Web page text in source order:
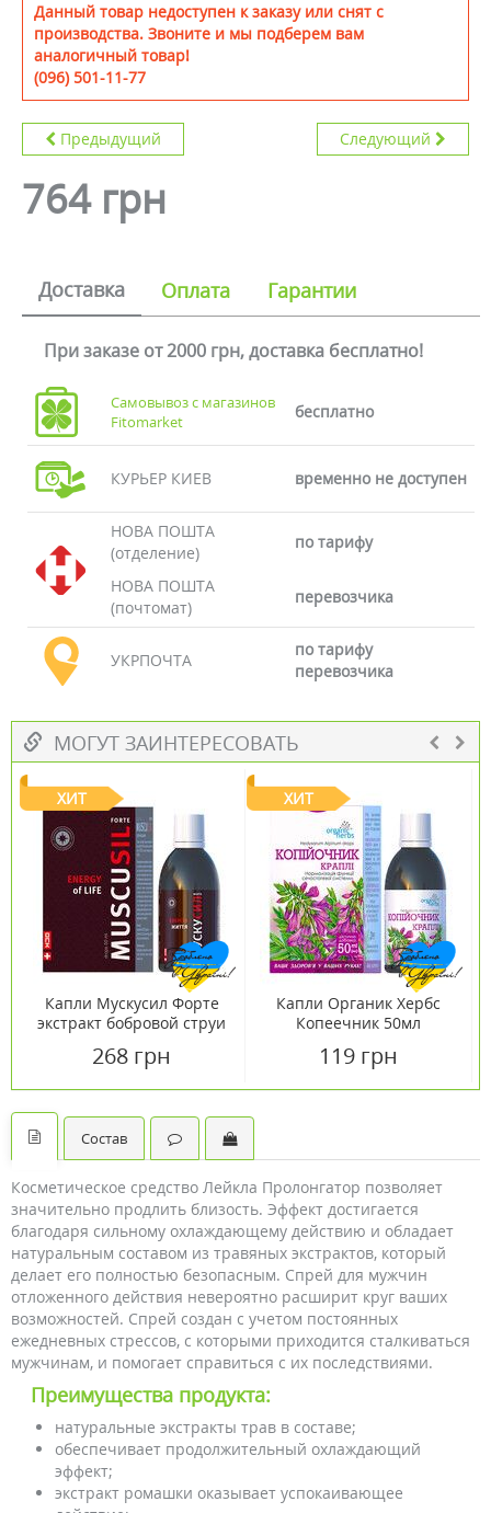
Данный товар недоступен к заказу или снят с
производства. Звоните и мы подберем вам
аналогичный товар!
(096) 501-11-77
Предыдущий Следующий
764 грн
Доставка Оплата Гарантии
При заказе от 2000 грн, доставка бесплатно!
Самовывоз с магазинов
Fitomarket
бесплатно
КУРЬЕР КИЕВ временно не доступен
НОВА ПОШТА
(отделение)
по тарифу
НОВА ПОШТА
(почтомат)
перевозчика
УКРПОЧТА
по тарифу
перевозчика
МОГУТ ЗАИНТЕРЕСОВАТЬ
ХИТ
Капли Мускусил Форте
экстракт бобровой струи
268 грн
ХИТ
Капли Органик Хербс
Копеечник 50мл
119 грн
Состав
Косметическое средство Лейкла Пролонгатор позволяет
значительно продлить близость. Эффект достигается
благодаря сильному охлаждающему действию и обладает
натуральным составом из травяных экстрактов, который
делает его полностью безопасным. Спрей для мужчин
отложенного действия невероятно расширит круг ваших
возможностей. Спрей создан с учетом постоянных
ежедневных стрессов, с которыми приходится сталкиваться
мужчинам, и помогает справиться с их последствиями.
Преимущества продукта:
натуральные экстракты трав в составе;
обеспечивает продолжительный охлаждающий
эффект;
экстракт ромашки оказывает успокаивающее